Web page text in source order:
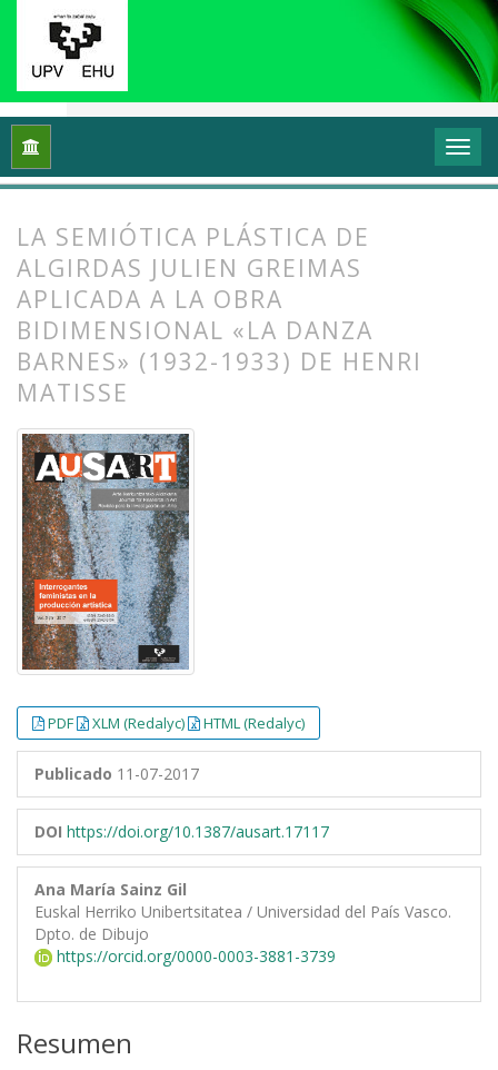
Inicio Vol. 5 Núm. 1 (2017): Interrogantes
LA SEMIÓTICA PLÁSTICA DE
ALGIRDAS JULIEN GREIMAS
APLICADA A LA OBRA
BIDIMENSIONAL «LA DANZA
BARNES» (1932-1933) DE HENRI
MATISSE
PDF XLM (Redalyc) HTML (Redalyc)
Publicado 11-07-2017
DOI https://doi.org/10.1387/ausart.17117
Ana María Sainz Gil
Euskal Herriko Unibertsitatea / Universidad del País Vasco.
Dpto. de Dibujo
https://orcid.org/0000-0003-3881-3739
Resumen